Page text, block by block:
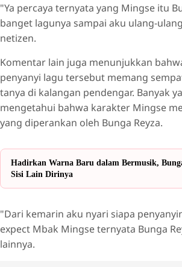
"Ya percaya ternyata yang Mingse itu
banget lagunya sampai aku ulang-
netizen.
Komentar lain juga menunjukkan
penyanyi lagu tersebut memang
tanya di kalangan pendengar. Banyak
mengetahui bahwa karakter Mingse
yang diperankan oleh Bunga Reyza.
Hadirkan Warna Baru dalam Bermusik,
Sisi Lain Dirinya
"Dari kemarin aku nyari siapa
expect Mbak Mingse ternyata Bunga
lainnya.